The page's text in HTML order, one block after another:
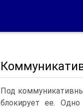
Под
блокирует ее.